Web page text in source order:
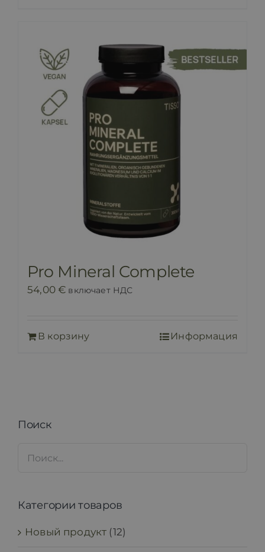
Pro Mineral Complete
54,00€ включает НДС
В корзину Информация
Поиск
Категории товаров
Новый продукт (12)